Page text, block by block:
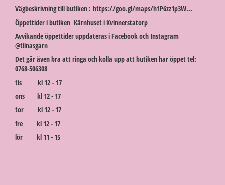
Vägbeskrivning till butiken : https://goo.gl/maps/h1P6zz1p3W...
Öppettider i butiken Kärnhuset i Kvinnerstatorp
Avvikande öppettider uppdateras i Facebook och Instagram
@tiinasgarn
Det går även bra att ringa och kolla upp att butiken har öppet tel:
0768-506308
tis kl 12 - 17
ons kl 12 - 17
tor kl 12 - 17
fre kl 12 - 17
lör kl 11 - 15